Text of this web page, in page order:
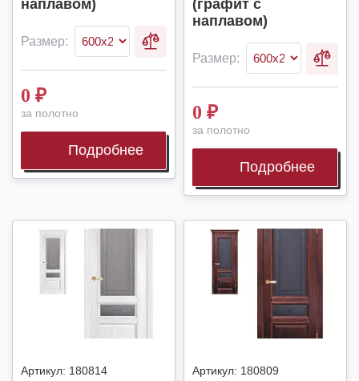
наплавом)
Размер:
0 ₽
за полотно
Подробнее
(графит с
наплавом)
Размер:
0 ₽
за полотно
Подробнее
Артикул: 180814 Артикул: 180809